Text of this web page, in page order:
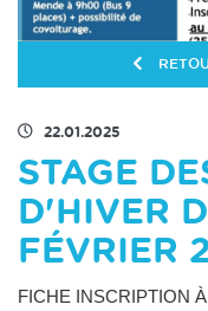
22.01.2025
STAGE
D'HIVER
FÉVRIER
FICHE INSCRIPTION